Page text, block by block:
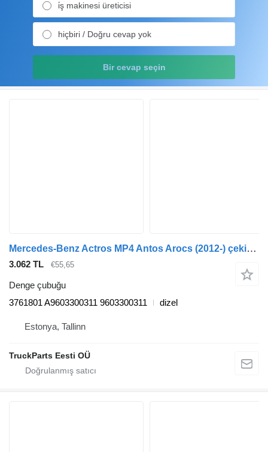
i̇ş makinesi üreticisi
hiçbiri / Doğru cevap yok
Bir cevap seçin
Mercedes-Benz Actros MP4 Antos Arocs (2012-) çekici için Mercedes-Benz actros mp4 2545 (01.13-) 3761801 denge çubuğu
3.062 TL €55,65
Denge çubuğu
3761801 A9603300311 9603300311
dizel
Estonya, Tallinn
TruckParts Eesti OÜ